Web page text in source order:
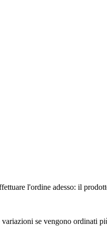
l'ordine adesso: il
se vengono ordinati